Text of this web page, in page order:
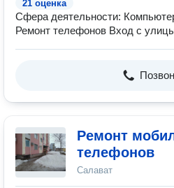
21 оценка
Сфера деятельности:
Ремонт телефонов Вход с
Ремонт
телефонов
Салават